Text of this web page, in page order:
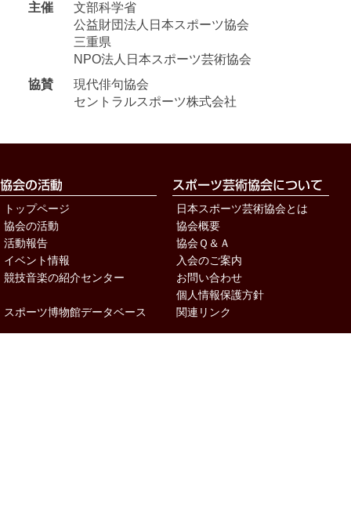
主催
文部科学省
公益財団法人日本スポーツ協会
三重県
NPO法人日本スポーツ芸術協会
協賛
現代俳句協会
セントラルスポーツ株式会社
トップページ
協会の活動
活動報告
イベント情報
競技音楽の紹介センター
スポーツ博物館データベース
日本スポーツ芸術協会とは
協会概要
協会Ｑ＆Ａ
入会のご案内
お問い合わせ
個人情報保護方針
関連リンク